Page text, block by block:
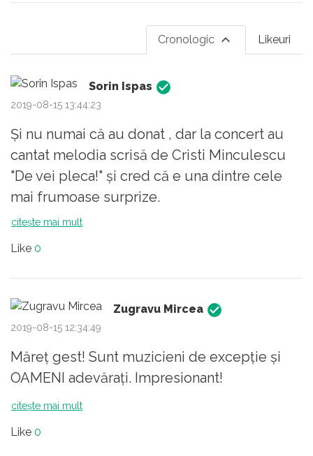
Likeuri
Cronologic
Sorin Ispas
2019-08-15 13:44:23
Și nu numai că au donat , dar la concert au
cantat melodia scrisă de Cristi Minculescu
"De vei pleca!" și cred că e una dintre cele
mai frumoase surprize.
citește mai mult
Like 0
Zugravu Mircea
2019-08-15 12:34:49
Măreț gest! Sunt muzicieni de excepție și
OAMENI adevărați. Impresionant!
citește mai mult
Like 0